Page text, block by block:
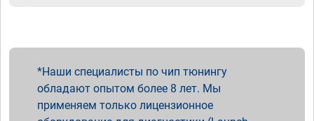
Наши специалисты по чип тюнингу
обладают опытом более 8 лет. Мы
применяем только лицензионное